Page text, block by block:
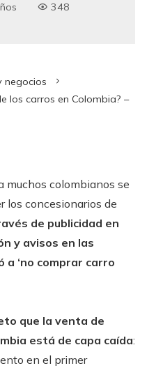
348
negocios
los carros en Colombia? –
muchos colombianos se
los concesionarios de
de publicidad en
y avisos en las
‘no comprar carro
que la venta de
está de capa caída:
en el primer